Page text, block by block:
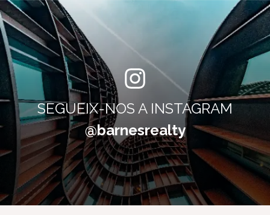
SEGUEIX-NOS A INSTAGRAM
@barnesrealty